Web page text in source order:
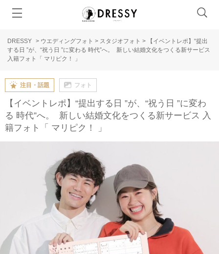
DRESSY > ウエディングフォト > スタジオフォト >
【イベントレポ】“提出
する日 ”が、“祝う日 ”に変わる‬‭ 時代”へ。‬ ‭ 新しい結婚文化をつくる新サービス
入籍フォト「‬‭ マリピク！‬‭ 」
注目・話題 フォト
【イベントレポ】“提出する日 ”が、“祝う日 ”に変わ
る‬‭ 時代”へ。‬ ‭ 新しい結婚文化をつくる新サービス 入
籍フォト「‬‭ マリピク！‬‭ 」